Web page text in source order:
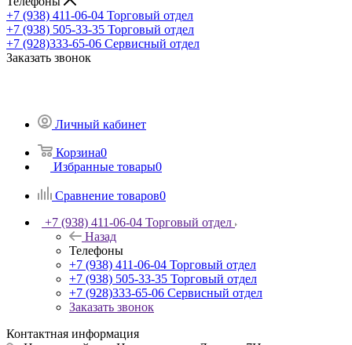
+7 (938) 411-06-04 Торговый отдел
+7 (938) 505-33-35 Торговый отдел
+7 (928)333-65-06 Сервисный отдел
Заказать звонок
Личный кабинет
Корзина0
Избранные товары0
Сравнение товаров0
+7 (938) 411-06-04 Торговый отдел
Назад
Телефоны
+7 (938) 411-06-04 Торговый отдел
+7 (938) 505-33-35 Торговый отдел
+7 (928)333-65-06 Сервисный отдел
Заказать звонок
Контактная информация